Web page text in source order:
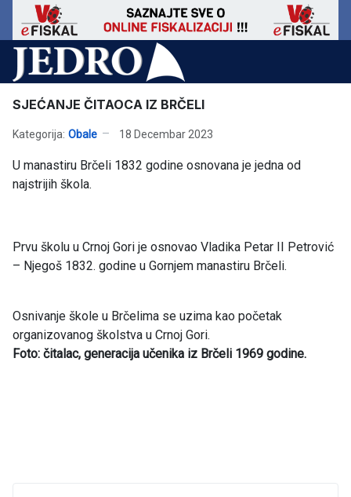
SJEĆANJE ČITAOCA IZ BRČELI
Kategorija: Obale 18 Decembar 2023
U manastiru Brčeli 1832 godine osnovana je jedna od
najstrijih škola.
Prvu školu u Crnoj Gori je osnovao Vladika Petar II Petrović
– Njegoš 1832. godine u Gornjem manastiru Brčeli.
Osnivanje škole u Brčelima se uzima kao početak
organizovanog školstva u Crnoj Gori.
Foto: čitalac, generacija učenika iz Brčeli 1969 godine.